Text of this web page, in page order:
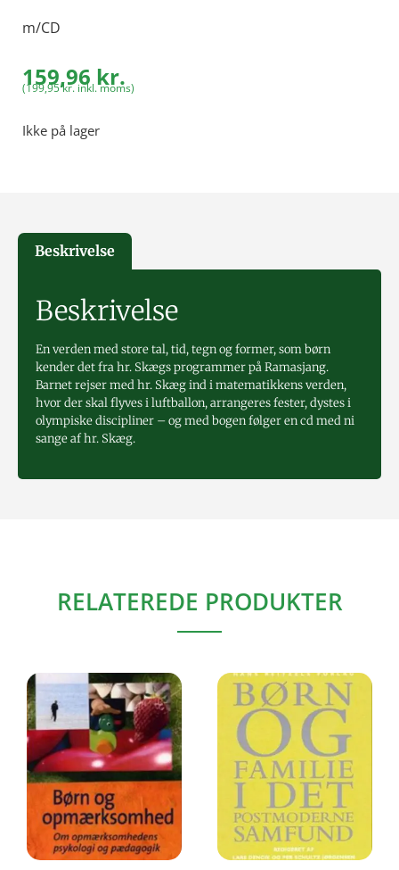
m/CD
159,96kr.
(199,95kr.inkl. moms)
Ikke på lager
Beskrivelse
Beskrivelse
En verden med store tal, tid, tegn og former, som børn
kender det fra hr. Skægs programmer på Ramasjang.
Barnet rejser med hr. Skæg ind i matematikkens verden,
hvor der skal flyves i luftballon, arrangeres fester, dystes i
olympiske discipliner – og med bogen følger en cd med ni
sange af hr. Skæg.
RELATEREDE PRODUKTER